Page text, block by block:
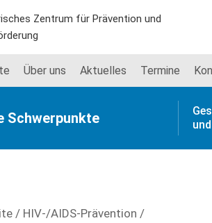
Über uns Aktuelles Termine
Schwer­punkte
/ HIV-/AIDS-Prävention /